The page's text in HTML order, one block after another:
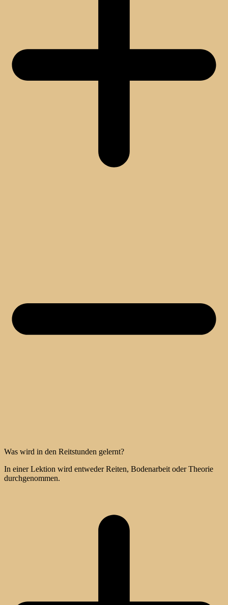
Was wird in den Reitstunden gelernt?
In einer Lektion wird entweder Reiten, Bodenarbeit oder Theorie
durchgenommen.